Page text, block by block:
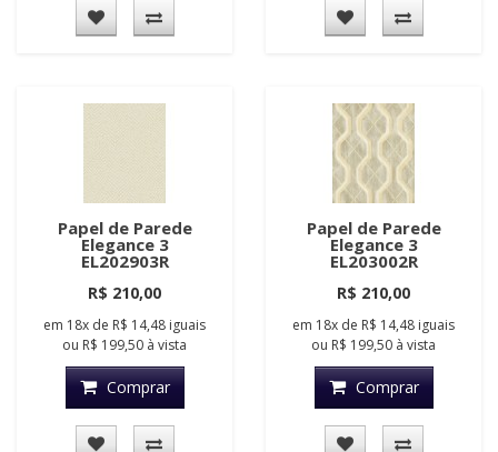
Papel de Parede
Elegance 3
EL202903R
R$ 210,00
em 18x de R$ 14,48 iguais
ou R$ 199,50 à vista
Comprar
Papel de Parede
Elegance 3
EL203002R
R$ 210,00
em 18x de R$ 14,48 iguais
ou R$ 199,50 à vista
Comprar